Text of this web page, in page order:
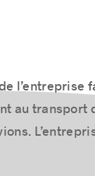
l’entreprise
au transport